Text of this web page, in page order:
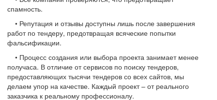
спамность.
• Репутация и отзывы доступны лишь после завершения
работ по тендеру, предотвращая всяческие попытки
фальсификации.
• Процесс создания или выбора проекта занимает менее
получаса. В отличие от сервисов по поиску тендеров,
предоставляющих тысячи тендеров со всех сайтов, мы
делаем упор на качестве. Каждый проект – от реального
заказчика к реальному профессионалу.